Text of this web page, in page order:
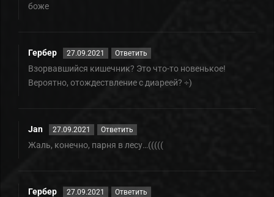
боже
Гербер 27.09.2021 Ответить
Взорвавшийся кишечник? Это что-то новенькое!
Вероятно, отождествление с диареей? ÷)
Jan 27.09.2021 Ответить
Жаль, конечно, парня в лесу…(((((
Гербер 27.09.2021 Ответить